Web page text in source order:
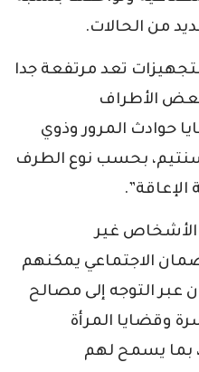
تعد مرتفعة جدا
الأطراف
حوادث المرور وذوي
و100 مليون سنتيم، بحسب نوع الطرف
الأشخاص غير
الاجتماعي يمكنهم
عبر التوجه إلى مصالح
وقضايا المرأة
بما يسمح لهم